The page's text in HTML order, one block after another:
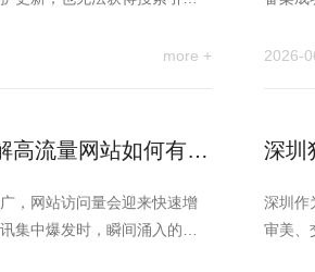
more +
2026-
高流量网站如何有效
，网站访问量会迎来快速增
集中爆发时，瞬间涌入的大
深圳
深圳作
审美、